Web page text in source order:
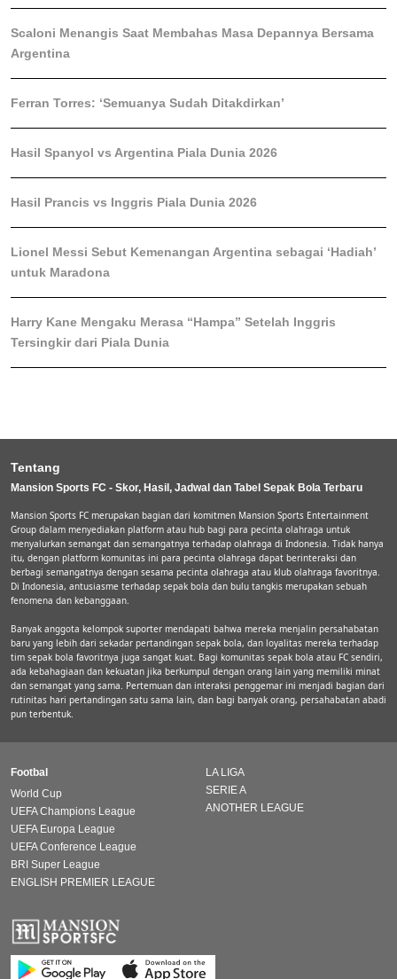
Scaloni Menangis Saat Membahas Masa Depannya Bersama
Argentina
Ferran Torres: ‘Semuanya Sudah Ditakdirkan’
Hasil Spanyol vs Argentina Piala Dunia 2026
Hasil Prancis vs Inggris Piala Dunia 2026
Lionel Messi Sebut Kemenangan Argentina sebagai ‘Hadiah’
untuk Maradona
Harry Kane Mengaku Merasa “Hampa” Setelah Inggris
Tersingkir dari Piala Dunia
Tentang
Mansion Sports FC - Skor, Hasil, Jadwal dan Tabel Sepak Bola Terbaru
Mansion Sports FC merupakan bagian dari komitmen Mansion Sports Entertainment
Group dalam menyediakan platform atau hub bagi para pecinta olahraga untuk
menyalurkan semangat dan semangatnya terhadap olahraga di Indonesia. Tidak hanya
itu, dengan platform komunitas ini para pecinta olahraga dapat berinteraksi dan
berbagi semangatnya dengan sesama pecinta olahraga atau klub olahraga favoritnya.
Di Indonesia, antusiasme terhadap sepak bola dan bulu tangkis merupakan sebuah
fenomena dan kebanggaan.
Banyak anggota kelompok suporter mendapati bahwa mereka menjalin persahabatan
baru yang lebih dari sekadar pertandingan sepak bola, dan loyalitas mereka terhadap
tim sepak bola favoritnya juga sangat kuat. Bagi komunitas sepak bola atau FC sendiri,
ada kebahagiaan dan kekuatan jika berkumpul dengan orang lain yang memiliki minat
dan semangat yang sama. Pertemuan dan interaksi penggemar ini menjadi bagian dari
rutinitas hari pertandingan satu sama lain, dan bagi banyak orang, persahabatan abadi
pun terbentuk.
Footbal
World Cup
UEFA Champions League
UEFA Europa League
UEFA Conference League
BRI Super League
ENGLISH PREMIER LEAGUE
LA LIGA
SERIE A
ANOTHER LEAGUE